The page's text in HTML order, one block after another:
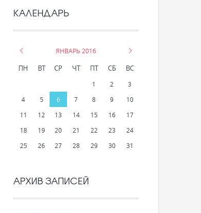
КАЛЕНДАРЬ
ЯНВАРЬ 2016
ПН ВТ СР ЧТ ПТ СБ ВС
1 2
3
4
5 6 7 8 9
10
11
12 13 14 15 16
17
18
19 20 21 22 23
24
25
26 27 28 29 30 31
АРХИВ ЗАПИСЕЙ